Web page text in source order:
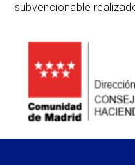
subvencionable